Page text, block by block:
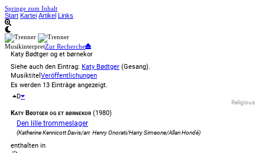
Springe zum Inhalt
Start Kartei Artikel Links
MusikinterpretZur Recherche
Katy Bødtger og et børnekor
Siehe auch den Eintrag: Katy Bødtger (Gesang).
Musiktitel Veröffentlichungen
Es werden 13 Einträge angezeigt.
D
Religious
Katy Bødtger og et børnekor (1980)
Den lille trommeslager
(Katherine Kennicott Davis/arr. Henry Onorati/Harry Simeone/Allan Hondé)
enthalten in